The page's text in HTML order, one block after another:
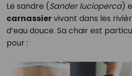
Le sandre (Sander lucioperca)
carnassiervivant dans les
d’eau douce. Sa chair est
pour :